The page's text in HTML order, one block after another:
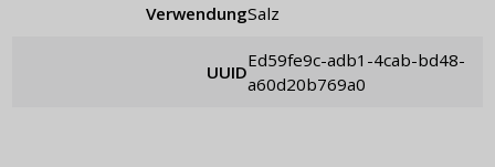
Verwendung Salz
UUID
ed59fe9c-adb1-4cab-bd48-
a60d20b769a0